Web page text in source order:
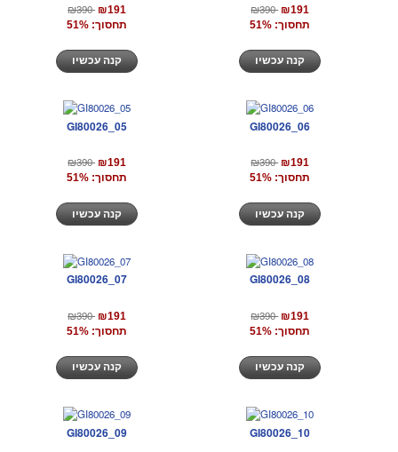
₪390 ₪191
תחסוך: 51%
₪390 ₪191
תחסוך: 51%
GI80026_05
₪390 ₪191
תחסוך: 51%
GI80026_06
₪390 ₪191
תחסוך: 51%
GI80026_07
₪390 ₪191
תחסוך: 51%
GI80026_08
₪390 ₪191
תחסוך: 51%
GI80026_09 GI80026_10